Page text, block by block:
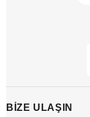
BİZE ULAŞIN